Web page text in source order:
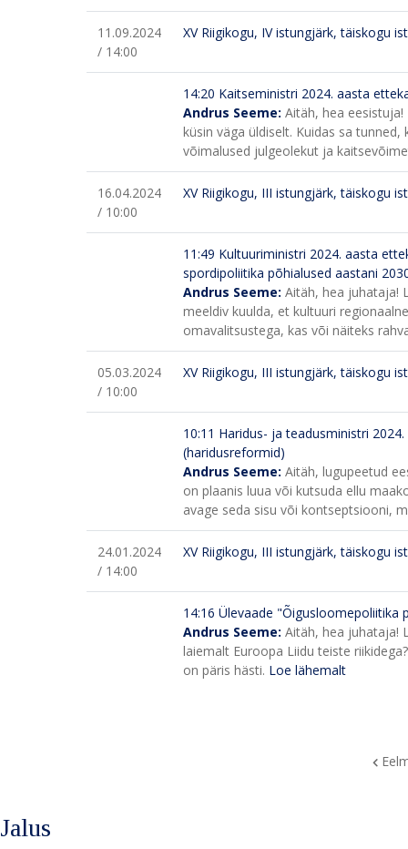
11.09.2024
/ 14:00
XV Riigikogu, IV istungjärk, täiskogu
14:20 Kaitseministri 2024. aasta
Andrus Seeme: Aitäh, hea
küsin väga üldiselt. Kuidas sa
võimalused julgeolekut ja
16.04.2024
/ 10:00
XV Riigikogu, III istungjärk, täiskogu
11:49 Kultuuriministri 2024. aasta
spordipoliitika põhialused aastani
Andrus Seeme: Aitäh, hea juhataja!
meeldiv kuulda, et kultuuri
omavalitsustega, kas või näiteks
05.03.2024
/ 10:00
XV Riigikogu, III istungjärk, täiskogu
10:11 Haridus- ja teadusministri
(haridusreformid)
Andrus Seeme: Aitäh, lugupeetud
on plaanis luua või kutsuda ellu
avage seda sisu või kontseptsiooni,
24.01.2024
/ 14:00
XV Riigikogu, III istungjärk, täiskogu
14:16 Ülevaade
Andrus Seeme: Aitäh, hea juhataja!
laiemalt Euroopa Liidu teiste
on päris hästi. Loe lähemalt
Jalus